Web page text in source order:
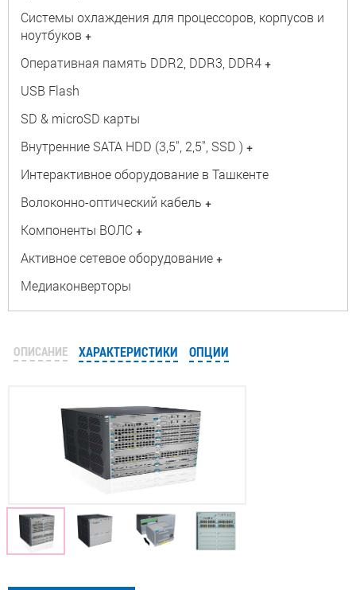
Системы охлаждения для процессоров, корпусов и
ноутбуков +
Оперативная память DDR2, DDR3, DDR4 +
USB Flash
SD & microSD карты
Внутренние SATA HDD (3,5", 2,5", SSD ) +
Интерактивное оборудование в Ташкенте
Волоконно-оптический кабель +
Компоненты ВОЛС +
Активное сетевое оборудование +
Медиаконверторы
ОПИСАНИЕ ХАРАКТЕРИСТИКИ ОПЦИИ